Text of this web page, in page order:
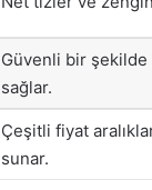
Güvenli bir
sağlar.
Çeşitli fiyat
sunar.